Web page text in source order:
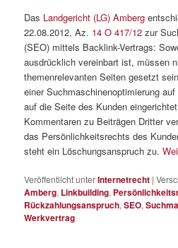
Das Landgericht (LG) Amberg
22.08.2012, Az. 14 O 417/12 zur
(SEO) mittels Backlink-Vertrags:
ausdrücklich vereinbart ist, müssen
themenrelevanten Seiten gesetzt
einer Suchmaschinenoptimierung
auf die Seite des Kunden
Kommentaren zu Beiträgen Dritter
das Persönlichkeitsrechts des
steht ein Löschungsanspruch zu.
Veröffentlicht unterInternetrecht |
Amberg, Linkbuilding,
Rückzahlungsanspruch,SEO,
Werkvertrag